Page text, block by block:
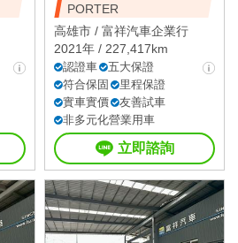
PORTER
高雄市 / 富祥汽車企業行
2021年 / 227,417km
認證車
五大保證
符合保固
里程保證
實車實價
友善試車
非多元化營業用車
立即諮詢